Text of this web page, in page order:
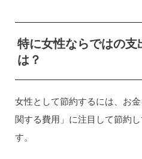
特に女性ならではの
は？
女性として節約するには、お
関する費用」に注目して節約
す。